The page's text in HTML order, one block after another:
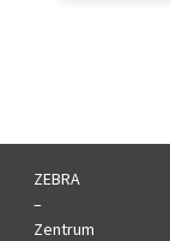
ZEBRA
–
Zentrum